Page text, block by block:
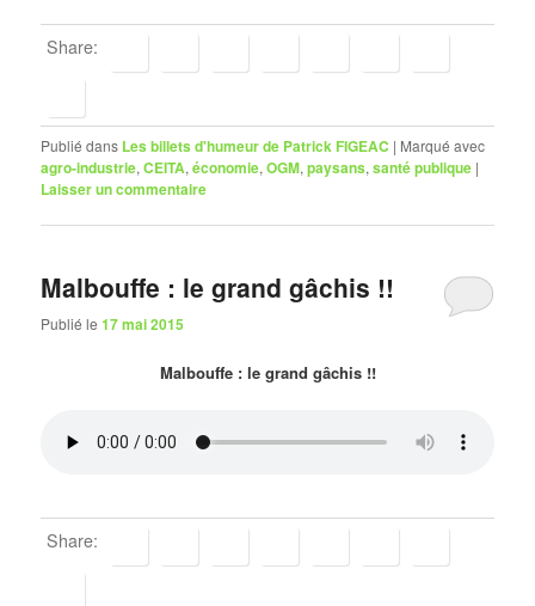
Share:
Publié dans Les billets d'humeur de Patrick FIGEAC | Marqué avec
agro-industrie,CEITA,économie,OGM,paysans,santé publique |
Laisser un commentaire
Malbouffe : le grand gâchis !!
Publié le17 mai 2015
Malbouffe : le grand gâchis !!
Share: